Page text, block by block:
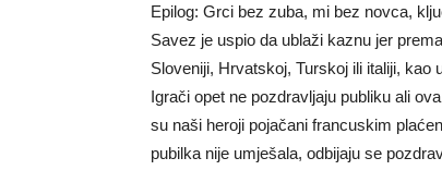
Epilog: Grci bez zuba, mi bez novca,
Savez je uspio da ublaži kaznu jer
Sloveniji, Hrvatskoj, Turskoj ili italiji, kao
Igrači opet ne pozdravljaju publiku ali
su naši heroji pojačani francuskim
pubilka nije umješala, odbijaju se